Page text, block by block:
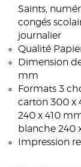
Saints,
congés
journalier
Qualité
Dimension
mm
Formats 3
carton 300 x
240 x 410
blanche 240
Impression